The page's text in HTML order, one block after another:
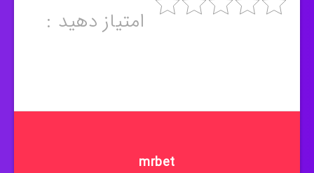
امتیاز دهید :
mrbet